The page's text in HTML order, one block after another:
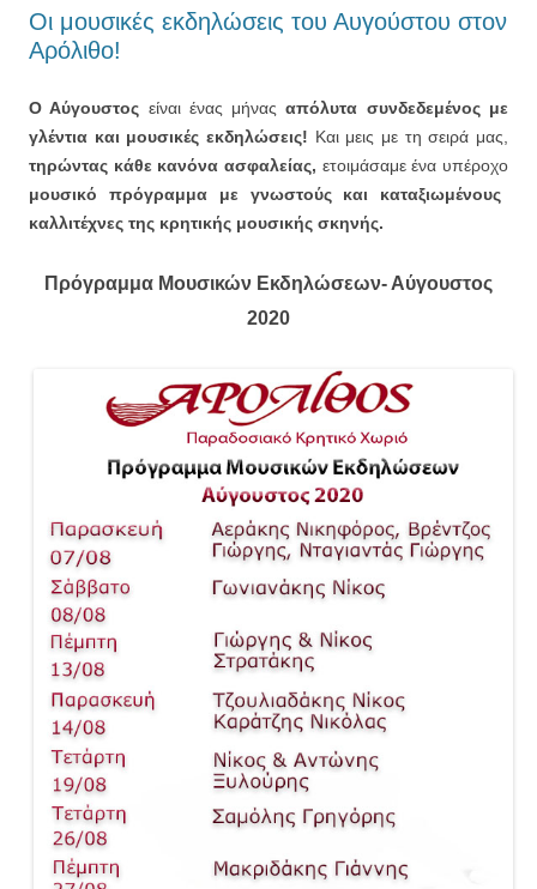
Οι μουσικές εκδηλώσεις του Αυγούστου στον
Αρόλιθο!
Ο Αύγουστος είναι ένας μήναςαπόλυτα συνδεδεμένος με
γλέντια και μουσικές εκδηλώσεις! Και μεις με τη σειρά μας,
τηρώντας κάθε κανόνα ασφαλείας, ετοιμάσαμε ένα υπέροχο
μουσικό πρόγραμμα με γνωστούς και καταξιωμένους
καλλιτέχνες της κρητικής μουσικής σκηνής.
Πρόγραμμα Μουσικών Εκδηλώσεων- Αύγουστος
2020